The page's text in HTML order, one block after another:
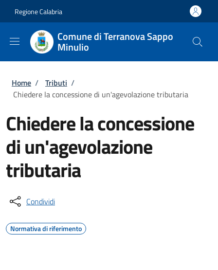
Regione Calabria
Comune di Terranova Sappo
Minulio
Briciole di pane
Home / Tributi /
Chiedere la concessione di un'agevolazione tributaria
Chiedere la concessione
di un'agevolazione
tributaria
Condividi
Normativa di riferimento